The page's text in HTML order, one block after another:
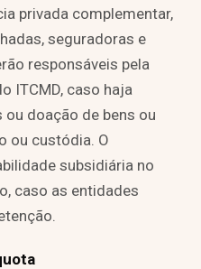
privada complementar,
seguradoras e
responsáveis pela
ITCMD, caso haja
doação de bens ou
ou custódia. O
subsidiária no
caso as entidades